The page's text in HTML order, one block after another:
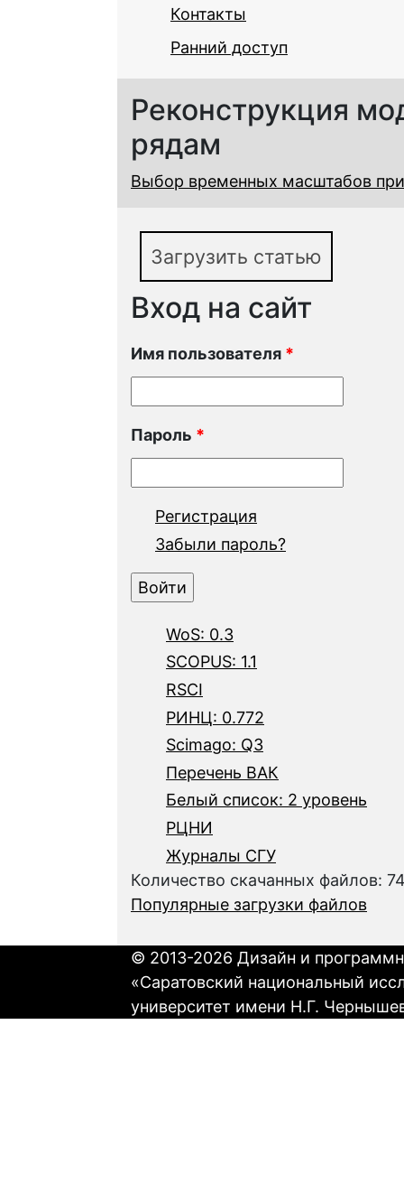
Контакты
Ранний доступ
Реконструкция
рядам
Выбор временных масштабов
Загрузить статью
Вход на сайт
Имя пользователя *
Пароль *
Регистрация
Забыли пароль?
WoS: 0.3
SCOPUS: 1.1
RSCI
РИНЦ: 0.772
Scimago: Q3
Перечень ВАК
Белый список: 2 уровень
РЦНИ
Журналы СГУ
Количество скачанных файлов:
Популярные загрузки файлов
© 2013-2026 Дизайн и
«Саратовский национальный
университет имени Н.Г.